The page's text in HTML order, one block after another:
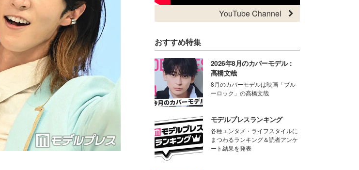
YouTube Channel
おすすめ特集
2026年8月のカバーモデル：
高橋文哉
8月のカバーモデルは映画「ブル
ーロック」の高橋文哉
モデルプレスランキング
各種エンタメ・ライフスタイルに
まつわるランキング＆読者アンケ
ート結果を発表